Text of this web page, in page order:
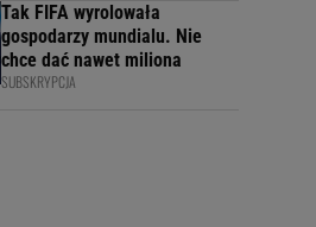
Tak FIFA wyrolowała
gospodarzy mundialu. Nie
chce dać nawet miliona
SUBSKRYPCJA